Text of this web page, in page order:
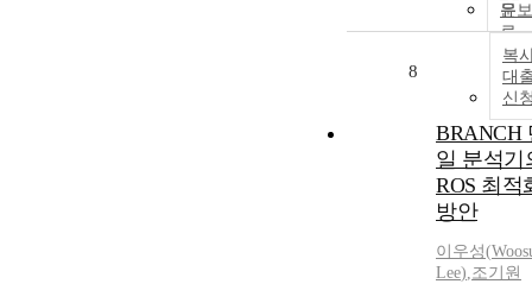
문
복
대
신
8
BRANCH
일 분석기
ROS 최적
방안
이우성(
Lee),조기원